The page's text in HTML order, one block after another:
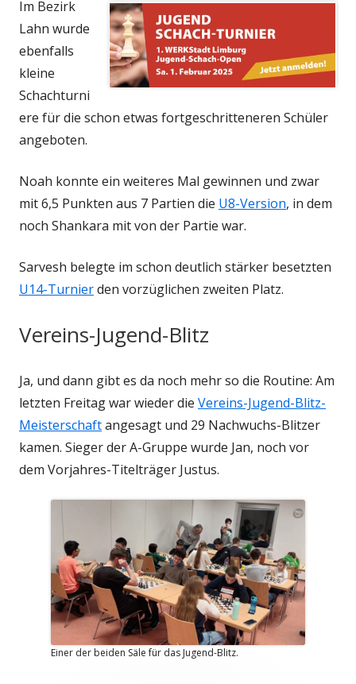
Im Bezirk
Lahn wurde
ebenfalls
kleine
Schachturni
ere für die schon etwas fortgeschritteneren Schüler
angeboten.
Noah konnte ein weiteres Mal gewinnen und zwar
mit 6,5 Punkten aus 7 Partien die U8-Version, in dem
noch Shankara mit von der Partie war.
Sarvesh belegte im schon deutlich stärker besetzten
U14-Turnierden vorzüglichen zweiten Platz.
Vereins-Jugend-Blitz
Ja, und dann gibt es da noch mehr so die Routine: Am
letzten Freitag war wieder die Vereins-Jugend-Blitz-
Meisterschaftangesagt und 29 Nachwuchs-Blitzer
kamen. Sieger der A-Gruppe wurde Jan, noch vor
dem Vorjahres-Titelträger Justus.
Einer der beiden Säle für das Jugend-Blitz.